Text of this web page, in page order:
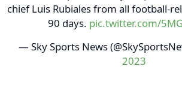
chief Luis Rubiales from all football-
90 days. pic.twitter.com/
— Sky Sports News
2023